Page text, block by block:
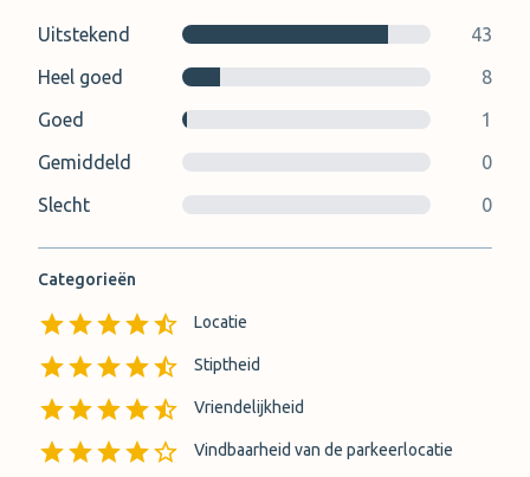
Uitstekend
43
Heel goed
8
Goed
1
Gemiddeld
0
Slecht
0
Categorieën
Locatie
Stiptheid
Vriendelijkheid
Vindbaarheid van de parkeerlocatie